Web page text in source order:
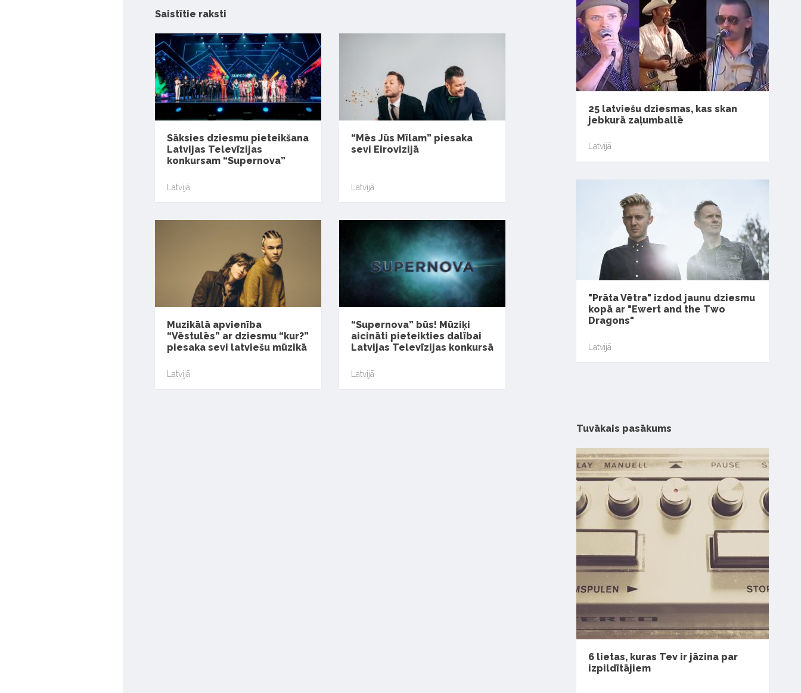
Saistītie raksti
Sāksies dziesmu pieteikšana
Latvijas Televīzijas
konkursam “Supernova”
Latvijā
“Mēs Jūs Mīlam” piesaka
sevi Eirovizijā
Latvijā
Muzikālā apvienība
“Vēstulēs” ar dziesmu “kur?”
piesaka sevi latviešu mūzikā
Latvijā
“Supernova” būs! Mūziķi
aicināti pieteikties dalībai
Latvijas Televīzijas konkursā
Latvijā
25 latviešu dziesmas, kas skan
jebkurā zaļumballē
Latvijā
"Prāta Vētra" izdod jaunu dziesmu
kopā ar "Ewert and the Two
Dragons"
Latvijā
Tuvākais pasākums
6 lietas, kuras Tev ir jāzina par
izpildītājiem